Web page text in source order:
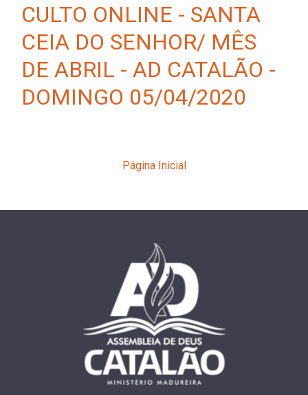
CULTO ONLINE - SANTA
CEIA DO SENHOR/ MÊS
DE ABRIL - AD CATALÃO -
DOMINGO 05/04/2020
Página Inicial